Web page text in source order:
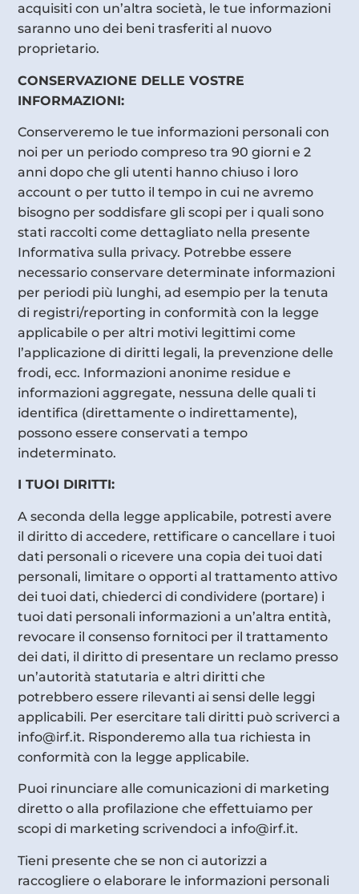
acquisiti con un’altra società, le tue informazioni
saranno uno dei beni trasferiti al nuovo
proprietario.
CONSERVAZIONE DELLE VOSTRE
INFORMAZIONI:
Conserveremo le tue informazioni personali con
noi per un periodo compreso tra 90 giorni e 2
anni dopo che gli utenti hanno chiuso i loro
account o per tutto il tempo in cui ne avremo
bisogno per soddisfare gli scopi per i quali sono
stati raccolti come dettagliato nella presente
Informativa sulla privacy. Potrebbe essere
necessario conservare determinate informazioni
per periodi più lunghi, ad esempio per la tenuta
di registri/reporting in conformità con la legge
applicabile o per altri motivi legittimi come
l’applicazione di diritti legali, la prevenzione delle
frodi, ecc. Informazioni anonime residue e
informazioni aggregate, nessuna delle quali ti
identifica (direttamente o indirettamente),
possono essere conservati a tempo
indeterminato.
I TUOI DIRITTI:
A seconda della legge applicabile, potresti avere
il diritto di accedere, rettificare o cancellare i tuoi
dati personali o ricevere una copia dei tuoi dati
personali, limitare o opporti al trattamento attivo
dei tuoi dati, chiederci di condividere (portare) i
tuoi dati personali informazioni a un’altra entità,
revocare il consenso fornitoci per il trattamento
dei dati, il diritto di presentare un reclamo presso
un’autorità statutaria e altri diritti che
potrebbero essere rilevanti ai sensi delle leggi
applicabili. Per esercitare tali diritti può scriverci a
info@irf.it. Risponderemo alla tua richiesta in
conformità con la legge applicabile.
Puoi rinunciare alle comunicazioni di marketing
diretto o alla profilazione che effettuiamo per
scopi di marketing scrivendoci a info@irf.it.
Tieni presente che se non ci autorizzi a
raccogliere o elaborare le informazioni personali